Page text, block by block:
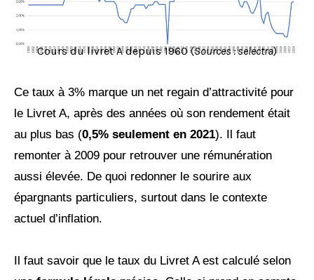
Cours du livret A depuis 1960 (Sources : selectra)
Ce taux à 3% marque un net regain d’attractivité pour
le Livret A, après des années où son rendement était
au plus bas (0,5% seulement en 2021). Il faut
remonter à 2009 pour retrouver une rémunération
aussi élevée. De quoi redonner le sourire aux
épargnants particuliers, surtout dans le contexte
actuel d’inflation.
Il faut savoir que le taux du Livret A est calculé selon